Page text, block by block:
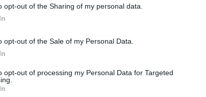
opt-out of the Sharing of my personal data.
opt-out of the Sale of my Personal Data.
opt-out of processing my Personal Data for Targeted
D8 do
Saska
Tento
nejen obce
nesmiřitelně
Iva
zahradničíme s dětmi
Jedinečná, zábavná, naučná!